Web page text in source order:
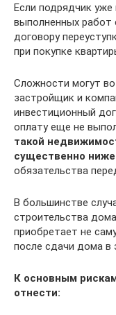
Если подрядчик уже
выполненных работ
договору
при покупке
Сложности могут
застройщик и
инвестиционный
оплату еще не
такой
существенно
обязательства
В большинстве
строительства
приобретает не
после сдачи дома в
К основным
отнести: